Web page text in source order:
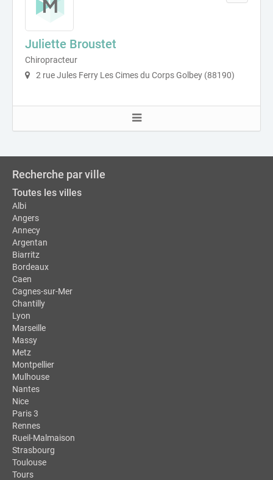
Juliette Broustet
Chiropracteur
2 rue Jules Ferry Les Cimes du Corps Golbey (88190)
Recherche par ville
Toutes les villes
Albi
Angers
Annecy
Argentan
Biarritz
Bordeaux
Caen
Cagnes-sur-Mer
Chantilly
Lyon
Marseille
Massy
Metz
Montpellier
Mulhouse
Nantes
Nice
Paris 3
Rennes
Rueil-Malmaison
Strasbourg
Toulouse
Tours